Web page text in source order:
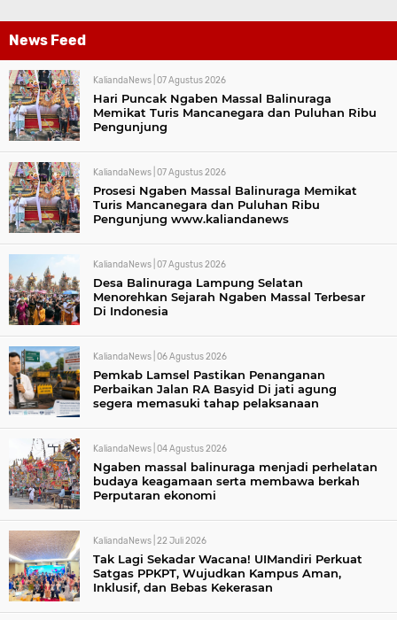
News Feed
KaliandaNews | 07 Agustus 2026
Hari Puncak Ngaben Massal Balinuraga
Memikat Turis Mancanegara dan Puluhan Ribu
Pengunjung
KaliandaNews | 07 Agustus 2026
Prosesi Ngaben Massal Balinuraga Memikat
Turis Mancanegara dan Puluhan Ribu
Pengunjung www.kaliandanews
KaliandaNews | 07 Agustus 2026
Desa Balinuraga Lampung Selatan
Menorehkan Sejarah Ngaben Massal Terbesar
Di Indonesia
KaliandaNews | 06 Agustus 2026
Pemkab Lamsel Pastikan Penanganan
Perbaikan Jalan RA Basyid Di jati agung
segera memasuki tahap pelaksanaan
KaliandaNews | 04 Agustus 2026
Ngaben massal balinuraga menjadi perhelatan
budaya keagamaan serta membawa berkah
Perputaran ekonomi
KaliandaNews | 22 Juli 2026
Tak Lagi Sekadar Wacana! UIMandiri Perkuat
Satgas PPKPT, Wujudkan Kampus Aman,
Inklusif, dan Bebas Kekerasan